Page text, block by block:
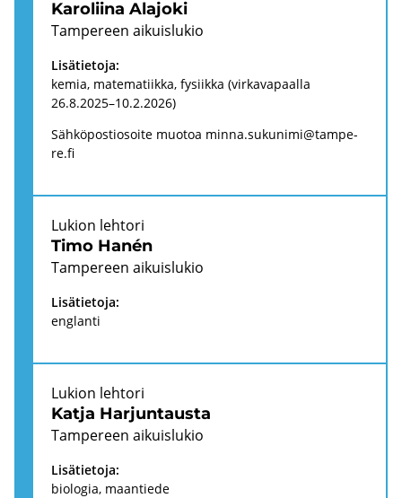
Ka­ro­lii­na Ala­jo­ki
Tam­pe­reen ai­kuis­lu­kio
Li­sä­tie­to­ja:
kemia, ma­te­ma­tiik­ka, fy­siik­ka (vir­ka­va­paal­la
26.8.2025–10.2.2026)
Säh­kö­pos­tio­soi­te muo­toa minna.su­ku­ni­mi@tam­pe­
re.fi
Timo Hanén
Lu­kion leh­to­ri
Tam­pe­reen ai­kuis­lu­kio
Li­sä­tie­to­ja:
englan­ti
Katja Har­jun­taus­ta
Lu­kion leh­to­ri
Tam­pe­reen ai­kuis­lu­kio
Li­sä­tie­to­ja:
bio­lo­gia, maan­tie­de